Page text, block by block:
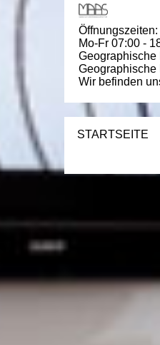
Öffnungszeiten:
Mo-Fr 07:00 -
Geographische
Geographische
Wir befinden
STARTSEITE